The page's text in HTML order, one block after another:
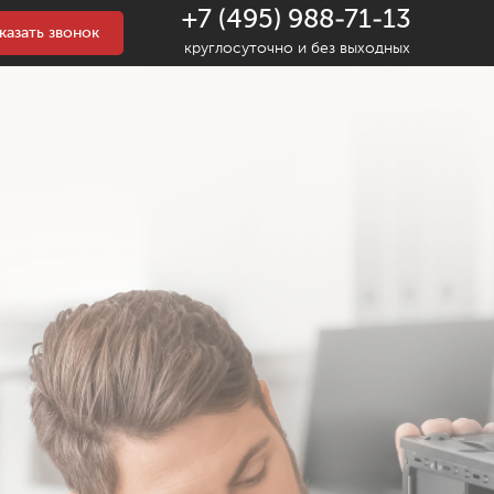
звонок +7 (495) 988-71-13
круглосуточно и без выходных